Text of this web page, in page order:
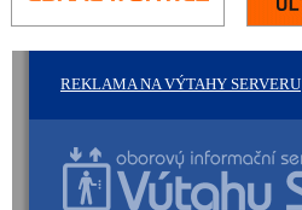
REKLAMA NA VÝTAHY SERVERU